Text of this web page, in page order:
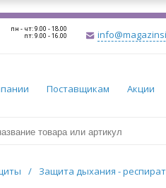
пн - чт: 9.00 - 18.00
пт: 9.00 - 16.00
Поставщикам Акции
/ Защита дыхания -